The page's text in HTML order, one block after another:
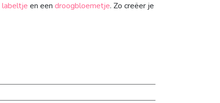
labeltje en een droogbloemetje. Zo creëer je